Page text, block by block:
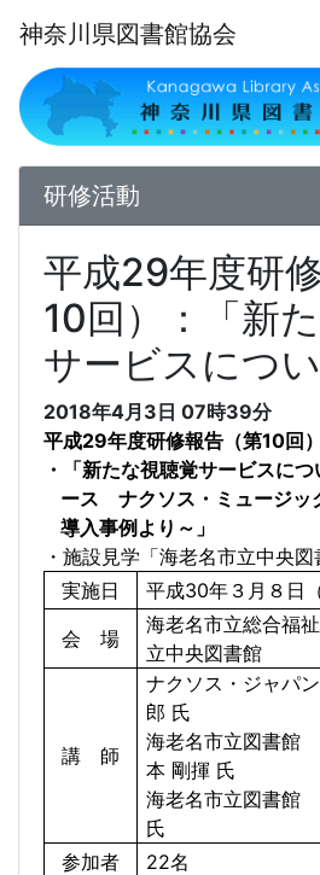
神奈川県図書館協会
研修活動
平成29年度研
10回）：「新
サービスについ
2018年4月3日 07時39分
平成29年度研修報告（第10回
・「新たな視聴覚サービスに
ース ナクソス・ミュージッ
導入事例より～」
・施設見学「海老名市立中央図
実施日
平成30年３月８日
会 場
海老名市立総合福
立中央図書館
講 師
ナクソス・ジャパ
郎 氏
海老名市立図書
本 剛揮 氏
海老名市立図書
氏
参加者
22名